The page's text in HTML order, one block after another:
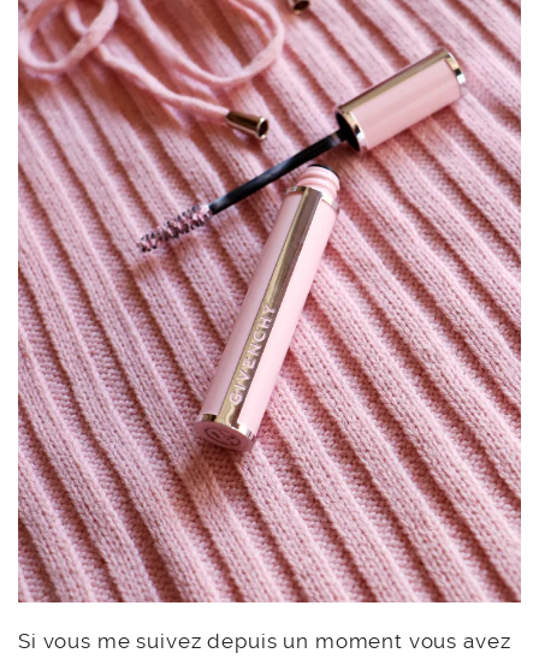
Si vous me suivez depuis un moment vous avez